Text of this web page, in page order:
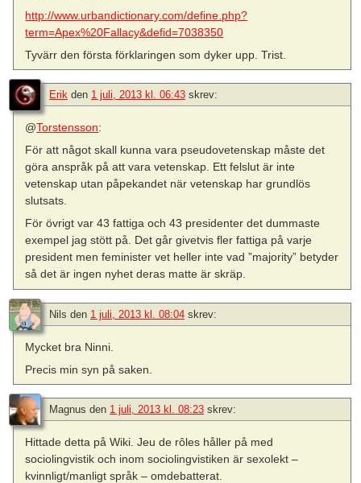
http://www.urbandictionary.com/define.php?
term=Apex%20Fallacy&defid=7038350
Tyvärr den första förklaringen som dyker upp. Trist.
Erik den 1 juli, 2013 kl. 06:43 skrev:
@Torstensson:
För att något skall kunna vara pseudovetenskap måste det
göra anspråk på att vara vetenskap. Ett felslut är inte
vetenskap utan påpekandet när vetenskap har grundlös
slutsats.
För övrigt var 43 fattiga och 43 presidenter det dummaste
exempel jag stött på. Det går givetvis fler fattiga på varje
president men feminister vet heller inte vad ”majority” betyder
så det är ingen nyhet deras matte är skräp.
Nils den 1 juli, 2013 kl. 08:04 skrev:
Mycket bra Ninni.
Precis min syn på saken.
Magnus den 1 juli, 2013 kl. 08:23 skrev:
Hittade detta på Wiki. Jeu de rôles håller på med
sociolingvistik och inom sociolingvistiken är sexolekt –
kvinnligt/manligt språk – omdebatterat.